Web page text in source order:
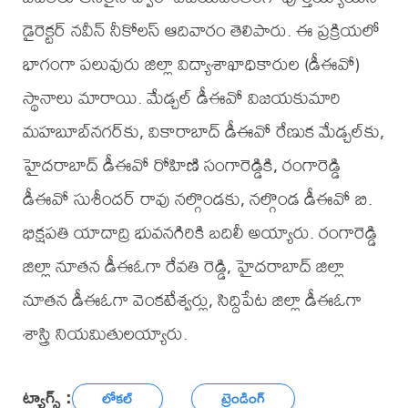
డైరెక్టర్ నవీన్ నీకోలస్ ఆదివారం తెలిపారు. ఈ ప్రక్రియలో
భాగంగా పలువురు జిల్లా విద్యాశాఖాధికారుల (డీఈవో)
స్థానాలు మారాయి. మేడ్చల్ డీఈవో విజయకుమారి
మహబూబ్‌నగర్‌కు, వికారాబాద్ డీఈవో రేణుక మేడ్చల్‌కు,
హైదరాబాద్ డీఈవో రోహిణి సంగారెడ్డికి, రంగారెడ్డి
డీఈవో సుశీందర్ రావు నల్గొండకు, నల్గొండ డీఈవో బి.
భిక్షపతి యాదాద్రి భువనగిరికి బదిలీ అయ్యారు. రంగారెడ్డి
జిల్లా నూతన డీఈఓగా రేవతి రెడ్డి, హైదరాబాద్ జిల్లా
నూతన డీఈఓగా వెంకటేశ్వర్లు, సిద్దిపేట జిల్లా డీఈఓగా
శాస్త్రి నియమితులయ్యారు.
ట్యాగ్స్ : లోకల్ ట్రెండింగ్